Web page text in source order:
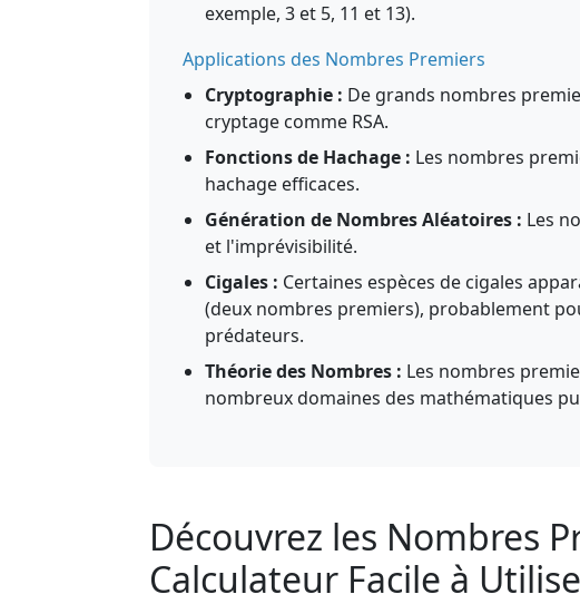
exemple, 3 et 5, 11 et 13).
Applications des Nombres Premiers
Cryptographie : De grands nombres
cryptage comme RSA.
Fonctions de Hachage : Les nombres
hachage efficaces.
Génération de Nombres Aléatoires : Les
et l'imprévisibilité.
Cigales : Certaines espèces de cigales
(deux nombres premiers), probablement
prédateurs.
Théorie des Nombres : Les nombres
nombreux domaines des mathématiques
Découvrez les Nombres
Calculateur Facile à